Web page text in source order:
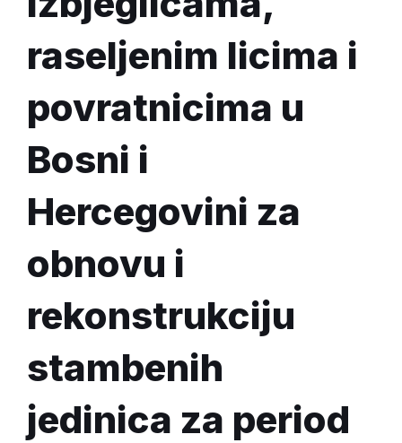
raseljenim licima i
povratnicima u
Bosni i
Hercegovini za
obnovu i
rekonstrukciju
stambenih
jedinica za period